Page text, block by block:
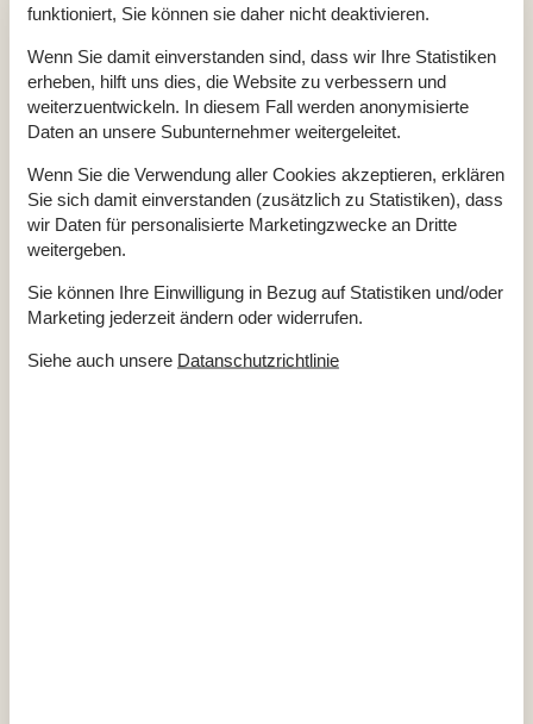
Draußen
Geschäft 3 km
Golfplatz 2,5 km
Grill 1
Größe des Grundstücks 1397 m²
Meer 250 m
Parkplatz beim Haus
Terrasse 32 m²
Überdachte Terrasse 14 m²
Einrichtung
Baujahr 2020
Bebaute Fläche 75 m²
Ferienhaus
Gefrierkapazität (Anzahl Liter) 91
Waschmaschine 1
funktioniert, Sie können sie daher nicht deaktivieren.
Wenn Sie damit einverstanden sind, dass wir Ihre Statistiken
erheben, hilft uns dies, die Website zu verbessern und
weiterzuentwickeln. In diesem Fall werden anonymisierte
Daten an unsere Subunternehmer weitergeleitet.
Wenn Sie die Verwendung aller Cookies akzeptieren, erklären
Sie sich damit einverstanden (zusätzlich zu Statistiken), dass
wir Daten für personalisierte Marketingzwecke an Dritte
weitergeben.
Sie können Ihre Einwilligung in Bezug auf Statistiken und/oder
Marketing jederzeit ändern oder widerrufen.
Siehe auch unsere Datanschutzrichtlinie